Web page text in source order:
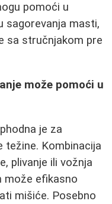
pomoći u
sagorevanja masti,
sa stručnjakom pre
može pomoći u
je za
težine. Kombinacija
plivanje ili vožnja
može efikasno
mišiće. Posebno